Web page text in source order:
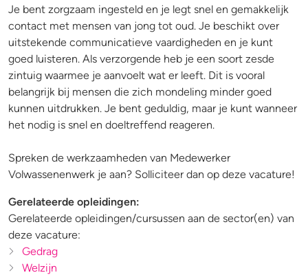
Je bent zorgzaam ingesteld en je legt snel en gemakkelijk
contact met mensen van jong tot oud. Je beschikt over
uitstekende communicatieve vaardigheden en je kunt
goed luisteren. Als verzorgende heb je een soort zesde
zintuig waarmee je aanvoelt wat er leeft. Dit is vooral
belangrijk bij mensen die zich mondeling minder goed
kunnen uitdrukken. Je bent geduldig, maar je kunt wanneer
het nodig is snel en doeltreffend reageren.
Spreken de werkzaamheden van Medewerker
Volwassenenwerk je aan? Solliciteer dan op deze vacature!
Gerelateerde opleidingen:
Gerelateerde opleidingen/cursussen aan de sector(en) van
deze vacature:
Gedrag
Welzijn